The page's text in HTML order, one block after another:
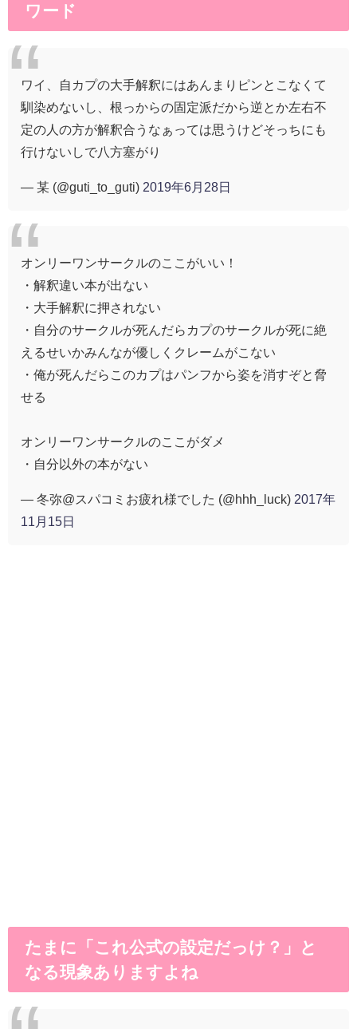
ワード
ワイ、自カプの大手解釈にはあんまりピンとこなくて
馴染めないし、根っからの固定派だから逆とか左右不
定の人の方が解釈合うなぁっては思うけどそっちにも
行けないしで八方塞がり
— 某 (@guti_to_guti) 2019年6月28日
オンリーワンサークルのここがいい！
・解釈違い本が出ない
・大手解釈に押されない
・自分のサークルが死んだらカプのサークルが死に絶
えるせいかみんなが優しくクレームがこない
・俺が死んだらこのカプはパンフから姿を消すぞと脅
せる
オンリーワンサークルのここがダメ
・自分以外の本がない
— 冬弥@スパコミお疲れ様でした (@hhh_luck) 2017年
11月15日
たまに「これ公式の設定だっけ？」と
なる現象ありますよね